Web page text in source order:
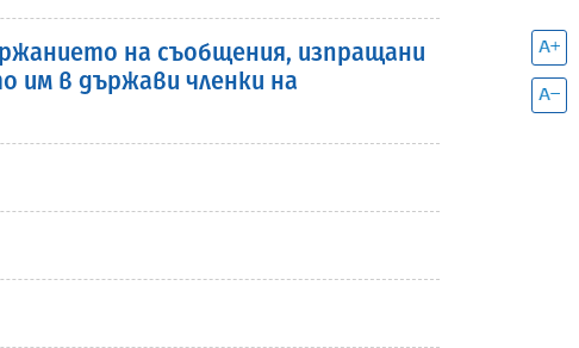
на съобщения, изпращани
им в държави членки на